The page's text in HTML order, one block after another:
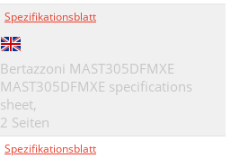
Spezifikationsblatt
Bertazzoni MAST305DFMXE
MAST305DFMXE specifications
sheet,
2 Seiten
Spezifikationsblatt